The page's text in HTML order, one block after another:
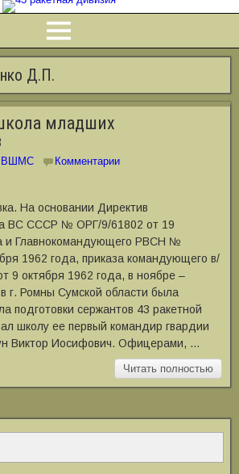
Д.П.
младших
ВШМС Комментарии
На основании Директив
ВС СССР № ОРГ/9/61802 от 19
и Главнокомандующего РВСН №
1962 года, приказа командующего в/
9 октября 1962 года, в ноябре –
г. Ромны Сумской области была
подготовки сержантов 43 ракетной
школу ее первый командир гвардии
Виктор Иосифович. Офицерами, …
Читать полностью